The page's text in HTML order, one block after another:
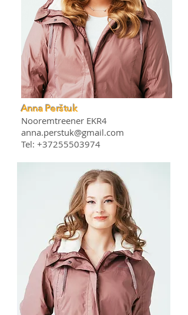
Anna Perštuk
Nooremtreener EKR4
anna.perstuk@gmail.com
Tel: +37255503974